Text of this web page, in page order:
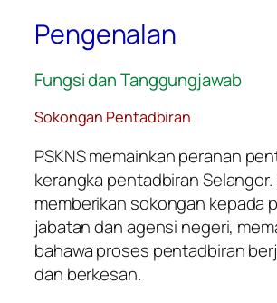
Pengenalan
Fungsi dan Tanggungjawab
Sokongan Pentadbiran
PSKNS memainkan peranan
kerangka pentadbiran Selangor.
memberikan sokongan kepada
jabatan dan agensi negeri,
bahawa proses pentadbiran
dan berkesan.